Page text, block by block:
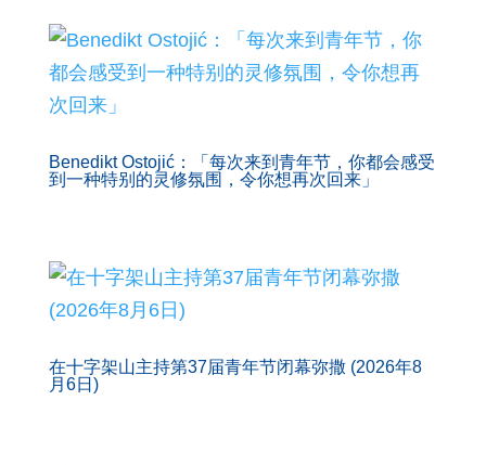
Benedikt Ostojić：「每次来到青年节，你都会感受
到一种特别的灵修氛围，令你想再次回来」
在十字架山主持第37届青年节闭幕弥撒 (2026年8
月6日)